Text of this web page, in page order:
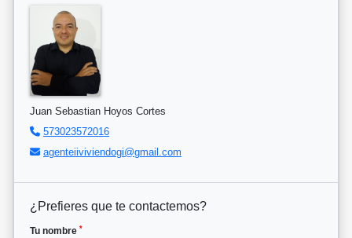
Juan Sebastian Hoyos Cortes
573023572016
agenteiiviviendogi@gmail.com
¿Prefieres que te contactemos?
Tu nombre *